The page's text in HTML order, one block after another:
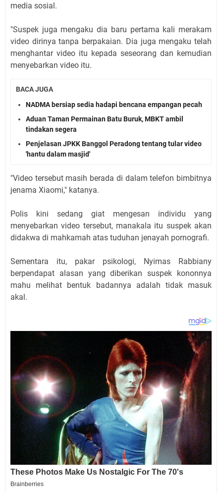
media sosial.
"Suspek juga mengaku dia baru pertama kali merakam
video dirinya tanpa berpakaian. Dia juga mengaku telah
menghantar video itu kepada seseorang dan kemudian
menyebarkan video itu.
BACA JUGA
NADMA bersiap sedia hadapi bencana empangan pecah
Aduan Taman Permainan Batu Buruk, MBKT ambil
tindakan segera
Penjelasan JPKK Banggol Peradong tentang tular video
'hantu dalam masjid'
"Video tersebut masih berada di dalam telefon bimbitnya
jenama Xiaomi," katanya.
Polis kini sedang giat mengesan individu yang
menyebarkan video tersebut, manakala itu suspek akan
didakwa di mahkamah atas tuduhan jenayah pornografi.
Sementara itu, pakar psikologi, Nyimas Rabbiany
berpendapat alasan yang diberikan suspek kononnya
mahu melihat bentuk badannya adalah tidak masuk
akal.